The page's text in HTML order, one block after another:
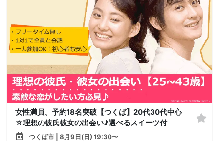
女性満員、予約18名突破【つくば】20代30代中心
☆理想の彼氏彼女の出会い♪選べるスイーツ付
つくば市 | 8月9日(日) 19:30〜